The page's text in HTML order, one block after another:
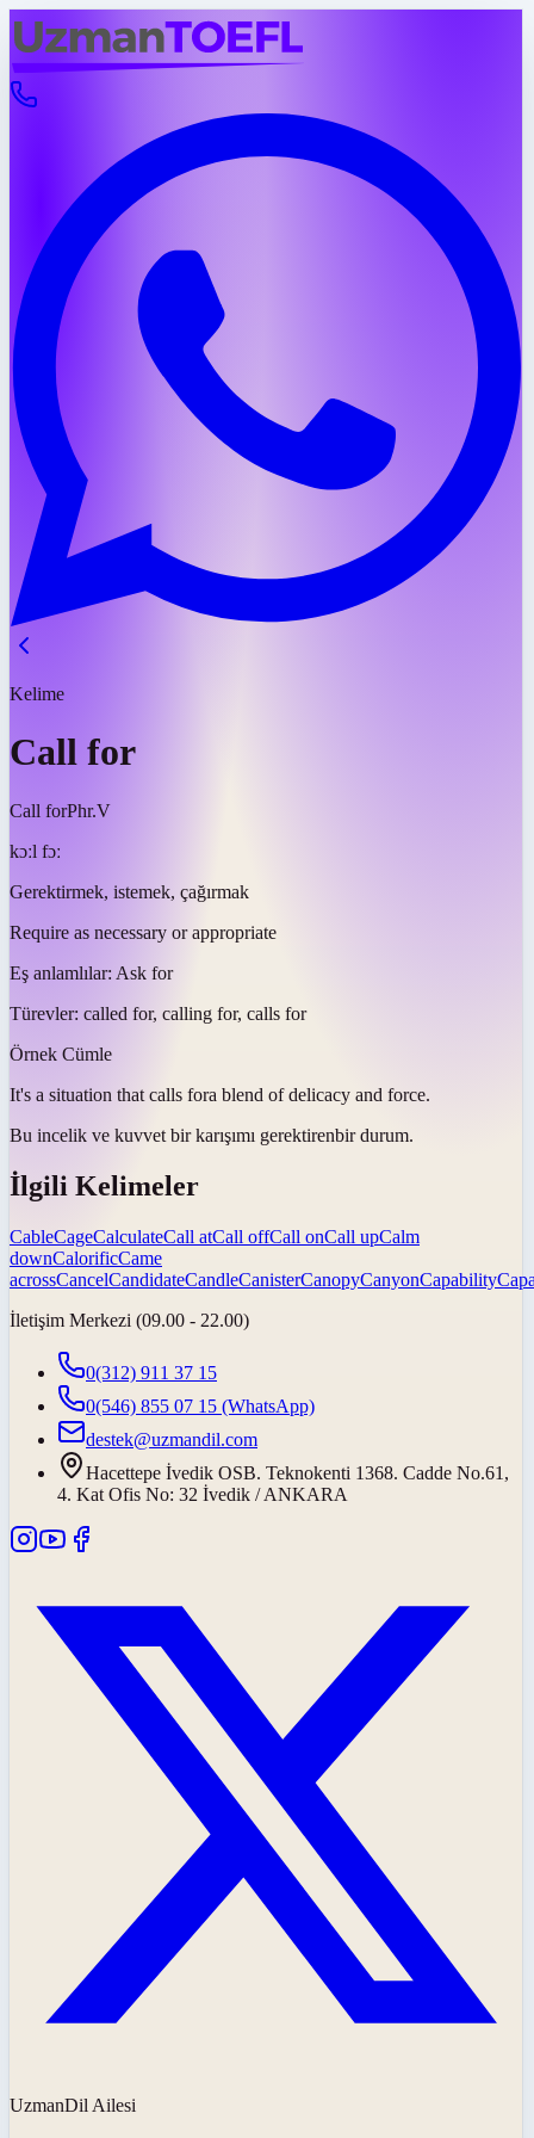
Kelime
Call for
Call forPhr.V
kɔːl fɔː
Gerektirmek, istemek, çağırmak
Require as necessary or appropriate
Eş anlamlılar: Ask for
Türevler: called for, calling for, calls for
Örnek Cümle
It's a situation that calls fora blend of delicacy and force.
Bu incelik ve kuvvet bir karışımı gerektirenbir durum.
İlgili Kelimeler
CableCageCalculateCall atCall offCall onCall upCalm
downCalorificCame
acrossCancelCandidateCandleCanisterCanopyCanyonCapability
İletişim Merkezi (09.00 - 22.00)
0(312) 911 37 15
0(546) 855 07 15 (WhatsApp)
destek@uzmandil.com
Hacettepe İvedik OSB. Teknokenti 1368. Cadde No.61,
4. Kat Ofis No: 32 İvedik / ANKARA
UzmanDil Ailesi